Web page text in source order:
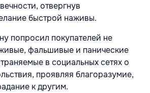
отвергнув
быстрой наживы.
попросил покупателей не
фальшивые и панические
в социальных сетях о
проявляя благоразумие,
к другим.